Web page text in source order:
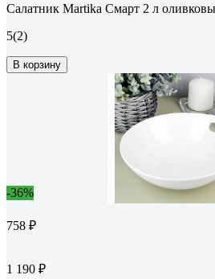
Салатник Martika Смарт 2 л
5(2)
В корзину
-36%
758 ₽
1 190 ₽